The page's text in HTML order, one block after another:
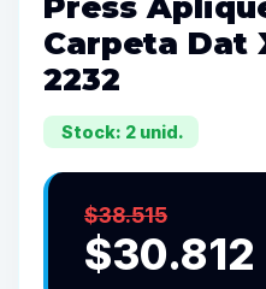
Carpeta Dat
2232
Stock: 2 unid.
$38.515
$30.812